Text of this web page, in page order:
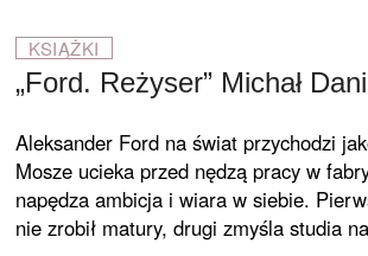
KSIĄŻKI
„Ford. Reżyser” Michał
Aleksander Ford na świat przychodzi
Mosze ucieka przed nędzą pracy w
napędza ambicja i wiara w siebie.
nie zrobił matury, drugi zmyśla studia